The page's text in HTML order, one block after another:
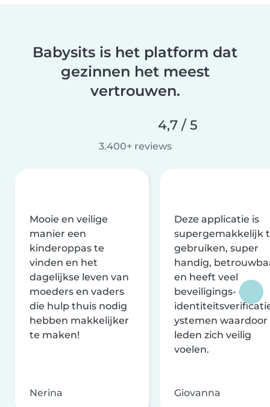
Babysits is het platform dat
gezinnen het meest
vertrouwen.
4,7 / 5
3.400+ reviews
Mooie en veilige
manier een
kinderoppas te
vinden en het
dagelijkse leven van
moeders en vaders
die hulp thuis nodig
hebben makkelijker
te maken!
Nerina
Deze applicatie is
supergemakkelijk
gebruiken, super
handig,
en heeft veel
beveiligings- en
ystemen waardoor
leden zich veilig
voelen.
Giovanna